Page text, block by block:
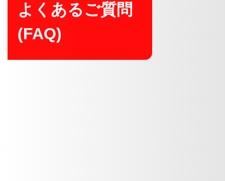
よくあるご質問
(FAQ)